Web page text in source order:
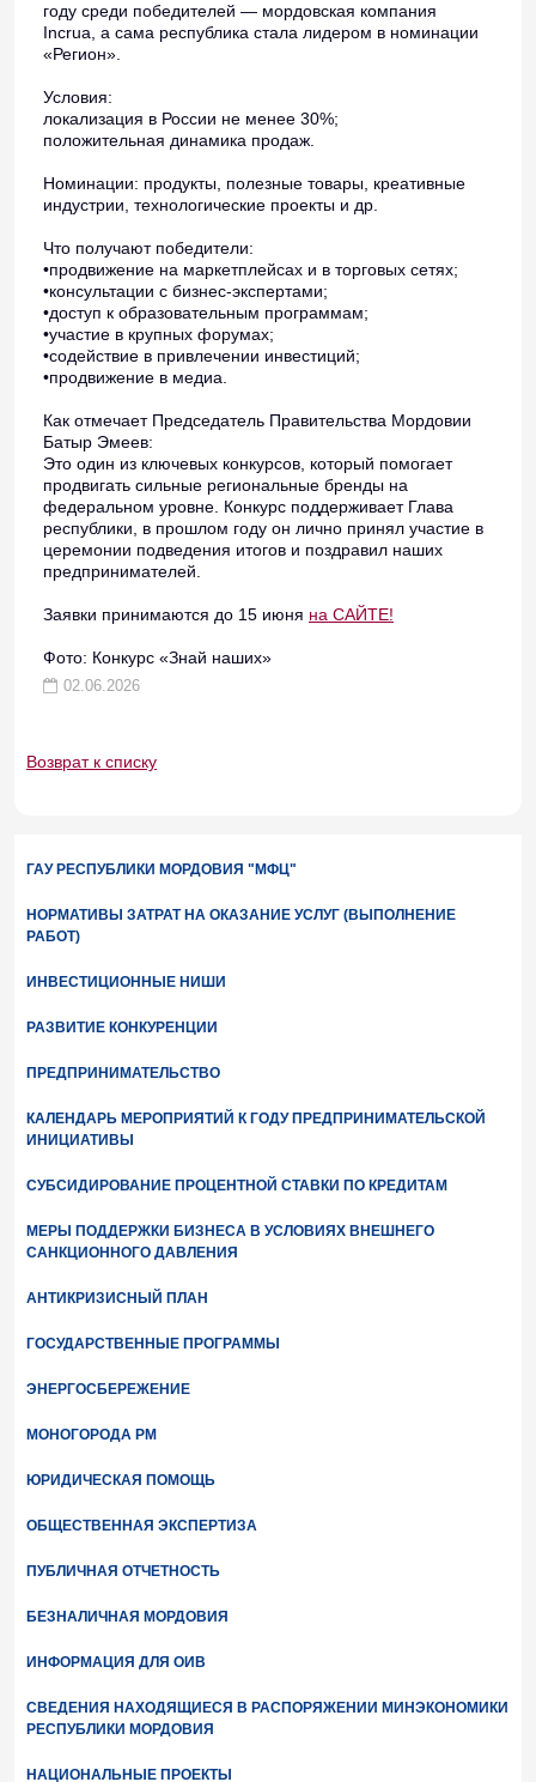
ГАУ РЕСПУБЛИКИ МОРДОВИЯ "МФЦ"
НОРМАТИВЫ ЗАТРАТ НА ОКАЗАНИЕ УСЛУГ (ВЫПОЛНЕНИЕ
РАБОТ)
ИНВЕСТИЦИОННЫЕ НИШИ
РАЗВИТИЕ КОНКУРЕНЦИИ
ПРЕДПРИНИМАТЕЛЬСТВО
КАЛЕНДАРЬ МЕРОПРИЯТИЙ К ГОДУ ПРЕДПРИНИМАТЕЛЬСКОЙ
ИНИЦИАТИВЫ
СУБСИДИРОВАНИЕ ПРОЦЕНТНОЙ СТАВКИ ПО КРЕДИТАМ
МЕРЫ ПОДДЕРЖКИ БИЗНЕСА В УСЛОВИЯХ ВНЕШНЕГО
САНКЦИОННОГО ДАВЛЕНИЯ
АНТИКРИЗИСНЫЙ ПЛАН
ГОСУДАРСТВЕННЫЕ ПРОГРАММЫ
ЭНЕРГОСБЕРЕЖЕНИЕ
МОНОГОРОДА РМ
ЮРИДИЧЕСКАЯ ПОМОЩЬ
ОБЩЕСТВЕННАЯ ЭКСПЕРТИЗА
ПУБЛИЧНАЯ ОТЧЕТНОСТЬ
БЕЗНАЛИЧНАЯ МОРДОВИЯ
ИНФОРМАЦИЯ ДЛЯ ОИВ
СВЕДЕНИЯ НАХОДЯЩИЕСЯ В РАСПОРЯЖЕНИИ МИНЭКОНОМИКИ
РЕСПУБЛИКИ МОРДОВИЯ
НАЦИОНАЛЬНЫЕ ПРОЕКТЫ
году среди победителей — мордовская компания
Incrua, а сама республика стала лидером в номинации
«Регион».
Условия:
локализация в России не менее 30%;
положительная динамика продаж.
Номинации: продукты, полезные товары, креативные
индустрии, технологические проекты и др.
Что получают победители:
•продвижение на маркетплейсах и в торговых сетях;
•консультации с бизнес-экспертами;
•доступ к образовательным программам;
•участие в крупных форумах;
•содействие в привлечении инвестиций;
•продвижение в медиа.
Как отмечает Председатель Правительства Мордовии
Батыр Эмеев:
Это один из ключевых конкурсов, который помогает
продвигать сильные региональные бренды на
федеральном уровне. Конкурс поддерживает Глава
республики, в прошлом году он лично принял участие в
церемонии подведения итогов и поздравил наших
предпринимателей.
Заявки принимаются до 15 июня на САЙТЕ!
Фото: Конкурс «Знай наших»
02.06.2026
Возврат к списку